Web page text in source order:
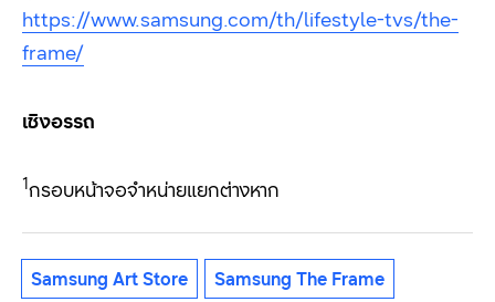
https://www.samsung.com/th/lifestyle-tvs/the-
frame/
เชิงอรรถ
1กรอบหน้าจอจำหน่ายแยกต่างหาก
Samsung Art Store
Samsung The Frame